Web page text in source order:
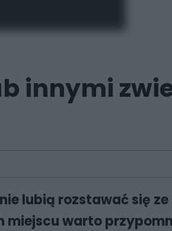
innymi
lubią rozstawać się
miejscu warto